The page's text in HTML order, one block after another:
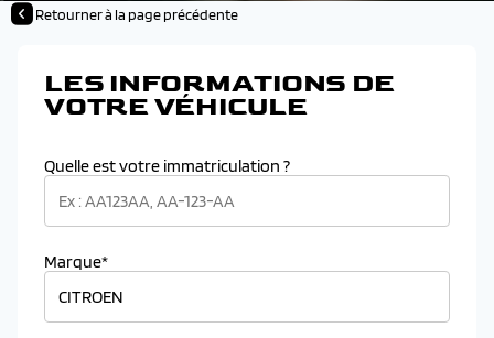
Retourner à la page précédente
LES INFORMATIONS DE
VOTRE VÉHICULE
Quelle est votre immatriculation ?
Marque*